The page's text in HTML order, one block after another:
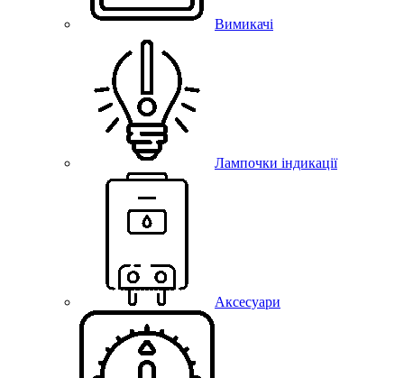
Вимикачі
Лампочки індикації
Аксесуари